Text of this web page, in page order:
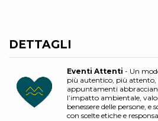
DETTAGLI
Eventi Attenti - Un
più autentico, più attento,
appuntamenti
l’impatto ambientale,
benessere delle persone, e
con scelte etiche e